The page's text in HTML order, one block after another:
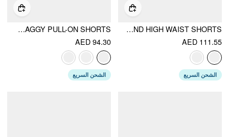
LINEN-BLEND HIGH WAIST SHORTS
AED 111.55
الشحن السريع
DOUBLE LAYERED BAGGY PULL-ON SHORTS
AED 94.30
الشحن السريع